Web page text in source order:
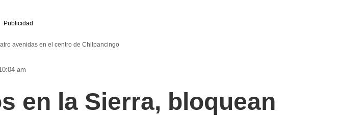
Publicidad
avenidas en el centro de Chilpancingo
am
en la Sierra, bloquean